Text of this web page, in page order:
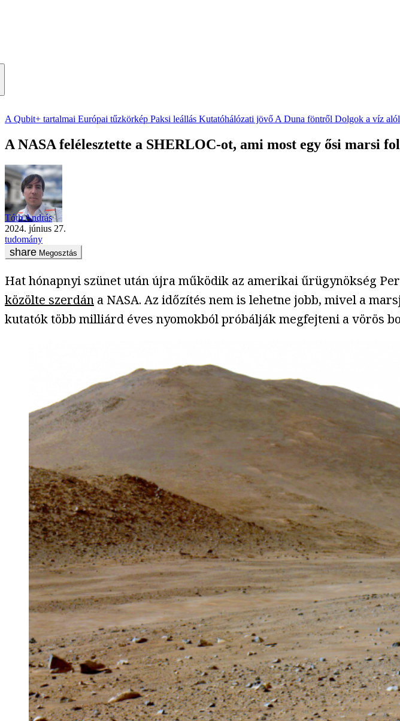
A Qubit+ tartalmai Európai tűzkörkép Paksi leállás Kutatóhálózati jövő A Duna föntről Dolgok a víz alól
A NASA felélesztette a SHERLOC-ot, ami most egy ősi marsi
Tóth András
2024. június 27.
tudomány
Megosztás
Hat hónapnyi szünet után újra működik az amerikai űrügynökség
közölte szerdán a NASA. Az időzítés nem is lehetne jobb, mivel a
kutatók több milliárd éves nyomokból próbálják megfejteni a vörös